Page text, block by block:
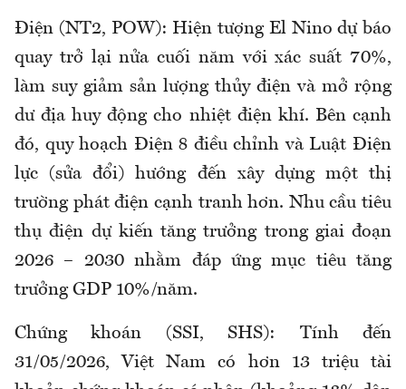
Điện (NT2, POW): Hiện tượng El Nino dự báo
quay trở lại nửa cuối năm với xác suất 70%,
làm suy giảm sản lượng thủy điện và mở rộng
dư địa huy động cho nhiệt điện khí. Bên cạnh
đó, quy hoạch Điện 8 điều chỉnh và Luật Điện
lực (sửa đổi) hướng đến xây dựng một thị
trường phát điện cạnh tranh hơn. Nhu cầu tiêu
thụ điện dự kiến tăng trưởng trong giai đoạn
2026 – 2030 nhằm đáp ứng mục tiêu tăng
trưởng GDP 10%/năm.
Chứng khoán (SSI, SHS): Tính đến
31/05/2026, Việt Nam có hơn 13 triệu tài